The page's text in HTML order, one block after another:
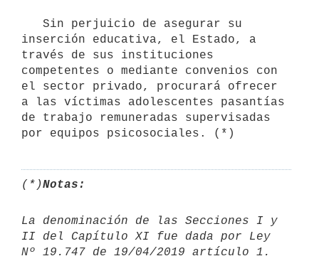
inserción educativa, el Estado, a
través de sus instituciones
competentes o mediante convenios con
el sector privado, procurará ofrecer
a las víctimas adolescentes pasantías
de trabajo remuneradas supervisadas
por equipos psicosociales. (*)
(*)Notas:
La denominación de las Secciones I y
II del Capítulo XI fue dada por Ley